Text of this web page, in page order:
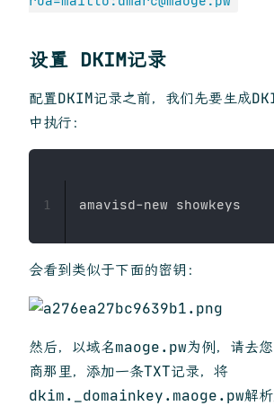
设置 DKIM记录
配置DKIM记录之前，我们先要生成
中执行：
1
会看到类似于下面的密钥：
然后，以域名maoge.pw为例，请去
商那里，添加一条TXT记录，将
dkim._domainkey.maoge.pw解